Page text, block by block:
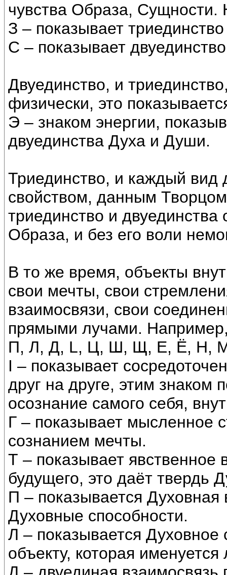
чувства Образа, Сущности.
З – показывает
С – показывает
Двуединство, и
физически, это
Э – знаком энергии,
двуединства Духа и Души.
Триединство, и каждый вид
свойством, данным
триединство и двуединства
Образа, и без его воли
В то же время, объекты
свои мечты, свои
взаимосвязи, свои
прямыми лучами. Например,
П, Л, Д, L, Ц, Ш, Щ, Е, Ё, Н,
Ι – показывает
друг на друге, этим знаком
осознание самого себя,
Г – показывает мысленное
сознанием мечты.
Т – показывает явственное
будущего, это даёт твердь
П – показывается
Духовные способности.
Л – показывается Духовное
объекту, которая